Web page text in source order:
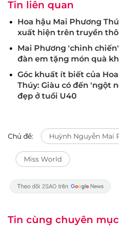
Tin liên quan
Hoa hậu Mai Phương
xuất hiện trên truyền
Mai Phương 'chinh
đàn em tặng món quà
Góc khuất ít biết của
Thúy: Giàu có đến 'ngột
đẹp ở tuổi U40
Chủ đề: Huỳnh Nguyễn Mai
Miss World
Tin cùng chuyên mục